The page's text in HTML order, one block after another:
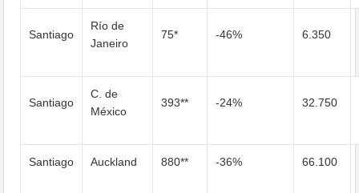
Santiago
Río de
Janeiro
75* -46% 6.350
Santiago
C. de
México
393** -24% 32.750
Santiago Auckland 880** -36% 66.100